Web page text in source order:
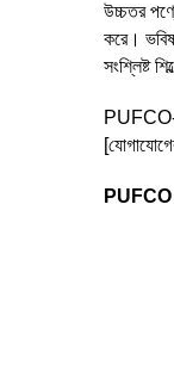
উচ্চতর
করে।
সংশ্লিষ্ট
PUFCO-
PUFCO